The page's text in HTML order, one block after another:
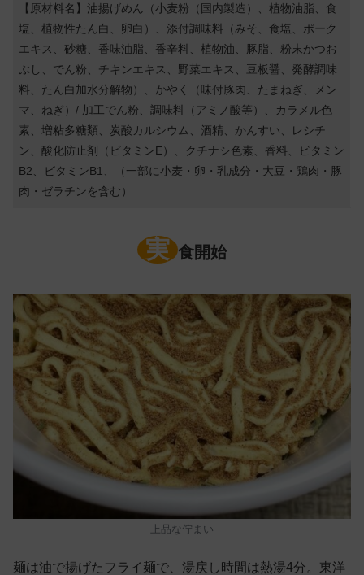
【原材料名】油揚げめん（小麦粉（国内製造）、植物油脂、食
塩、植物性たん白、卵白）、添付調味料（みそ、食塩、ポーク
エキス、砂糖、香味油脂、香辛料、植物油、豚脂、粉末かつお
ぶし、でん粉、チキンエキス、野菜エキス、豆板醤、発酵調味
料、たん白加水分解物）、かやく（味付豚肉、たまねぎ、メン
マ、ねぎ）/ 加工でん粉、調味料（アミノ酸等）、カラメル色
素、増粘多糖類、炭酸カルシウム、酒精、かんすい、レシチ
ン、酸化防止剤（ビタミンE）、クチナシ色素、香料、ビタミン
B2、ビタミンB1、（一部に小麦・卵・乳成分・大豆・鶏肉・豚
肉・ゼラチンを含む）
実 食開始
上品な佇まい
麺は油で揚げたフライ麺で、湯戻し時間は熱湯4分。東洋